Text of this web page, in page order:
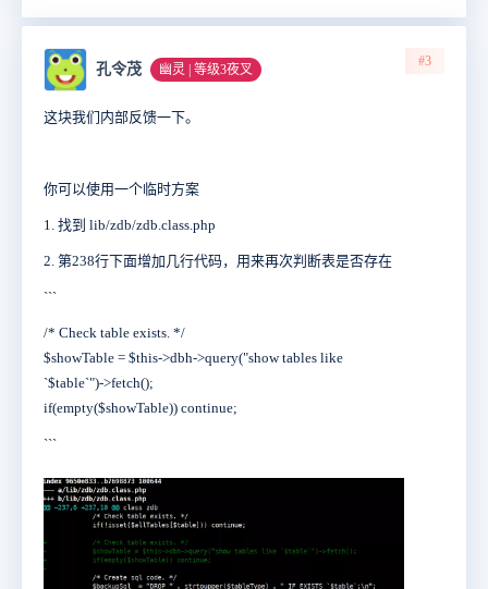
孔令茂 幽灵 | 等级3夜叉
#3
这块我们内部反馈一下。
你可以使用一个临时方案
1. 找到 lib/zdb/zdb.class.php
2. 第238行下面增加几行代码，用来再次判断表是否存在
```
/* Check table exists. */
$showTable = $this->dbh->query("show tables like
`$table`")->fetch();
if(empty($showTable)) continue;
```